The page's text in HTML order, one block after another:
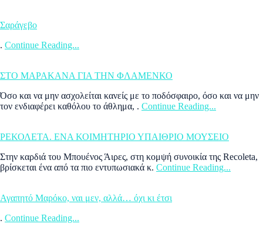
Σαράγεβο
. Continue Reading...
ΣΤΟ ΜΑΡΑΚΑΝΑ ΓΙΑ ΤΗΝ ΦΛΑΜΕΝΚΟ
Όσο και να μην ασχολείται κανείς με το ποδόσφαιρο, όσο και να μην
τον ενδιαφέρει καθόλου το άθλημα, . Continue Reading...
ΡΕΚΟΛΕΤΑ. ΕΝΑ ΚΟΙΜΗΤΗΡΙΟ ΥΠΑΙΘΡΙΟ ΜΟΥΣΕΙΟ
Στην καρδιά του Μπουένος Άιρες, στη κομψή συνοικία της Recoleta,
βρίσκεται ένα από τα πιο εντυπωσιακά κ. Continue Reading...
Αγαπητό Μαρόκο, ναι μεν, αλλά… όχι κι έτσι
. Continue Reading...